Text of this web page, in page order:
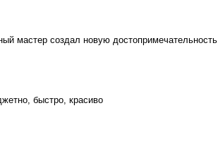
мастер создал новую достопримечательность
быстро, красиво